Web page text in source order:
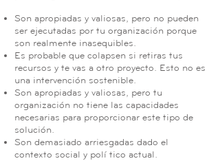
Son apropiadas y valiosas, pero no pueden
ser ejecutadas por tu organización porque
son realmente inasequibles.
Es probable que colapsen si retiras tus
recursos y te vas a otro proyecto. Esto no es
una intervención sostenible.
Son apropiadas y valiosas, pero tu
organización no tiene las capacidades
necesarias para proporcionar este tipo de
solución.
Son demasiado arriesgadas dado el
contexto social y político actual.